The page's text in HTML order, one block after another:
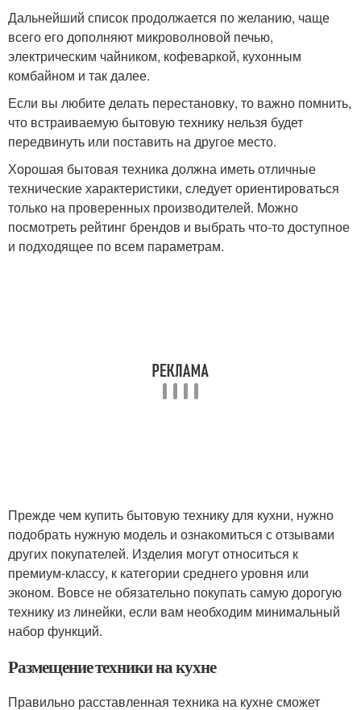
Дальнейший список продолжается по желанию, чаще
всего его дополняют микроволновой печью,
электрическим чайником, кофеваркой, кухонным
комбайном и так далее.
Если вы любите делать перестановку, то важно помнить,
что встраиваемую бытовую технику нельзя будет
передвинуть или поставить на другое место.
Хорошая бытовая техника должна иметь отличные
технические характеристики, следует ориентироваться
только на проверенных производителей. Можно
посмотреть рейтинг брендов и выбрать что-то доступное
и подходящее по всем параметрам.
Прежде чем купить бытовую технику для кухни, нужно
подобрать нужную модель и ознакомиться с отзывами
других покупателей. Изделия могут относиться к
премиум-классу, к категории среднего уровня или
эконом. Вовсе не обязательно покупать самую дорогую
технику из линейки, если вам необходим минимальный
набор функций.
Размещение техники на кухне
Правильно расставленная техника на кухне сможет